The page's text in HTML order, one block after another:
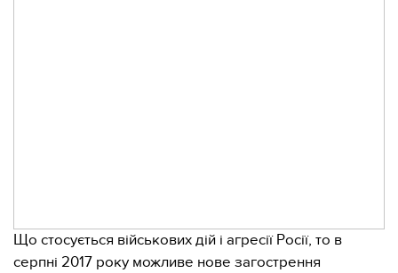
Що стосується військових дій і агресії Росії, то в
серпні 2017 року можливе нове загострення